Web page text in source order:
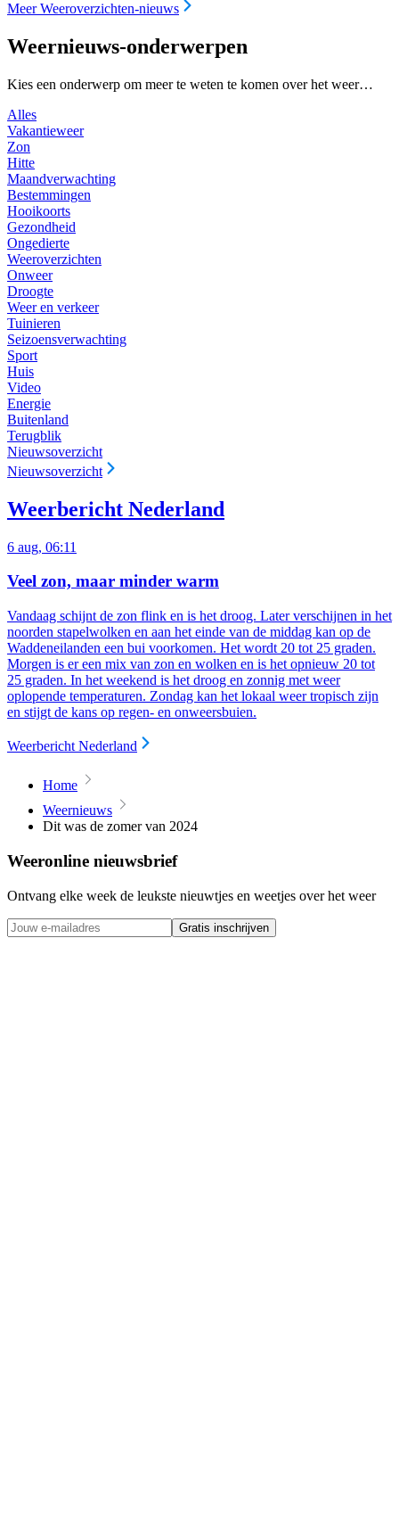
Meer Weeroverzichten-nieuws
Weernieuws-onderwerpen
Kies een onderwerp om meer te weten te komen over het weer…
Alles
Vakantieweer
Zon
Hitte
Maandverwachting
Bestemmingen
Hooikoorts
Gezondheid
Ongedierte
Weeroverzichten
Onweer
Droogte
Weer en verkeer
Tuinieren
Seizoensverwachting
Sport
Huis
Video
Energie
Buitenland
Terugblik
Nieuwsoverzicht
Nieuwsoverzicht
Weerbericht Nederland
6 aug, 06:11
Veel zon, maar minder warm
Vandaag schijnt de zon flink en is het droog. Later verschijnen in het
noorden stapelwolken en aan het einde van de middag kan op de
Waddeneilanden een bui voorkomen. Het wordt 20 tot 25 graden.
Morgen is er een mix van zon en wolken en is het opnieuw 20 tot
25 graden. In het weekend is het droog en zonnig met weer
oplopende temperaturen. Zondag kan het lokaal weer tropisch zijn
en stijgt de kans op regen- en onweersbuien.
Weerbericht Nederland
Home
Weernieuws
Dit was de zomer van 2024
Weeronline nieuwsbrief
Ontvang elke week de leukste nieuwtjes en weetjes over het weer
Gratis inschrijven